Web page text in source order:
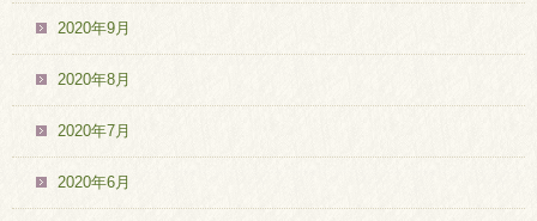
2020年9月
2020年8月
2020年7月
2020年6月